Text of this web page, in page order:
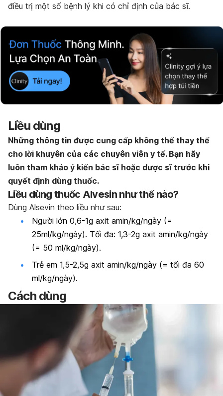
điều trị một số bệnh lý khi có chỉ định của bác sĩ.
Liều dùng
Những thông tin được cung cấp không thể thay thế
cho lời khuyên của các chuyên viên y tế. Bạn hãy
luôn tham khảo ý kiến bác sĩ hoặc dược sĩ trước khi
quyết định dùng thuốc.
Liều dùng thuốc Alvesin như thế nào?
Dùng Alsevin theo liều như sau:
Người lớn 0,6-1g axit amin/kg/ngày (=
25ml/kg/ngày). Tối đa: 1,3-2g axit amin/kg/ngày
(= 50 ml/kg/ngày).
Trẻ em 1,5-2,5g axit amin/kg/ngày (= tối đa 60
ml/kg/ngày).
Cách dùng